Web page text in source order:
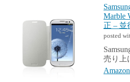
Marble
正 – 並
posted
売り上